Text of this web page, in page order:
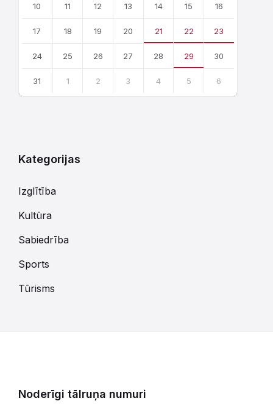
10 11 12 13 14 15 16
17 18 19 20 21 22 23
24 25 26 27 28 29 30
31 1 2 3 4 5 6
Kategorijas
Izglītība
Kultūra
Sabiedrība
Sports
Tūrisms
Noderīgi tālruņa numuri